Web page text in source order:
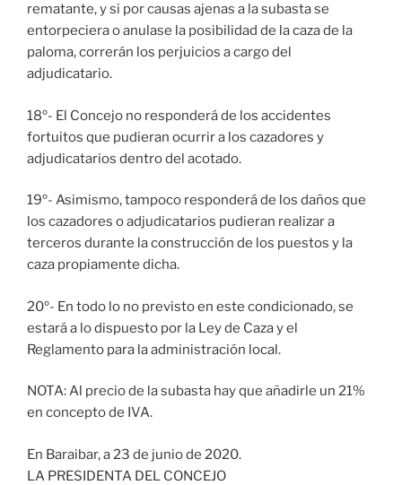
rematante, y si por causas ajenas a la subasta se
entorpeciera o anulase la posibilidad de la caza de la
paloma, correrán los perjuicios a cargo del
adjudicatario.
18º- El Concejo no responderá de los accidentes
fortuitos que pudieran ocurrir a los cazadores y
adjudicatarios dentro del acotado.
19º- Asimismo, tampoco responderá de los daños que
los cazadores o adjudicatarios pudieran realizar a
terceros durante la construcción de los puestos y la
caza propiamente dicha.
20º- En todo lo no previsto en este condicionado, se
estará a lo dispuesto por la Ley de Caza y el
Reglamento para la administración local.
NOTA: Al precio de la subasta hay que añadirle un 21%
en concepto de IVA.
En Baraibar, a 23 de junio de 2020.
LA PRESIDENTA DEL CONCEJO